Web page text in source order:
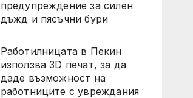
предупреждение за силен
дъжд и пясъчни бури
Работилницата в Пекин
използва 3D печат, за да
даде възможност на
работниците с увреждания